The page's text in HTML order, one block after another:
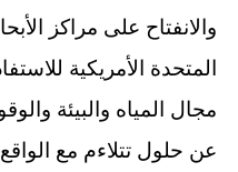
والانفتاح على مراكز
المتحدة الأمريكية
مجال المياه والبيئة
عن حلول تتلاءم مع